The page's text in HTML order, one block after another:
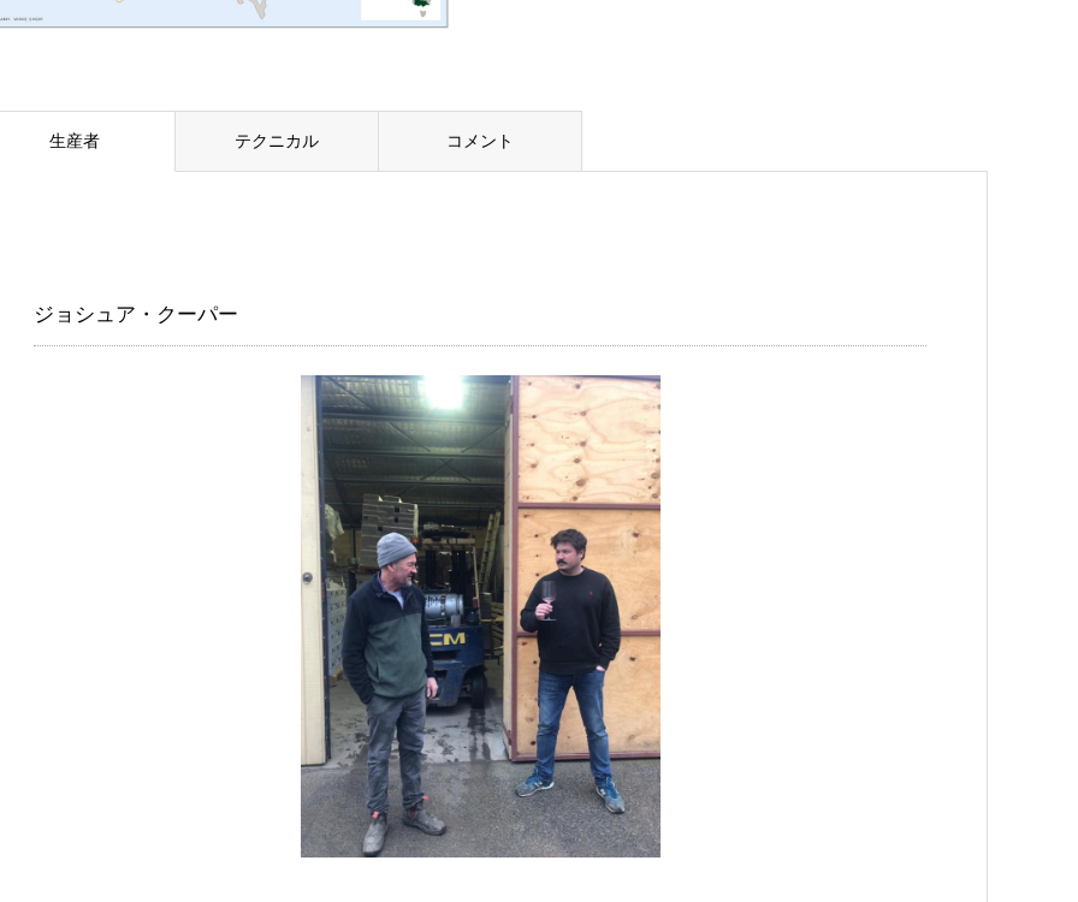
生産者 テクニカル コメント
ジョシュア・クーパー